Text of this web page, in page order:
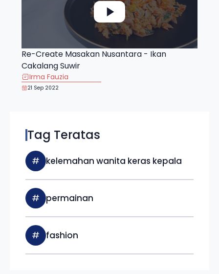
Re-Create Masakan Nusantara - Ikan
Cakalang Suwir
Irma Fauzia
21 Sep 2022
Tag Teratas
# kelemahan wanita keras kepala
# permainan
# fashion